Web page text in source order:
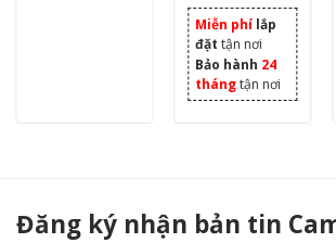
Miễn phí lắp
đặt tận nơi
Bảo hành 24
thángtận nơi
Đăng ký nhận bản tin